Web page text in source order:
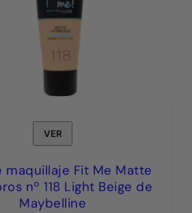
VER
maquillaje Fit Me Matte
nº 118 Light Beige de
Maybelline